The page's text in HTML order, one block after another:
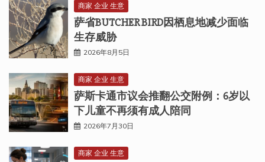
商家 企业 生意
萨省BUTCHER BIRD因栖息地减少面临
生存威胁
2026年8月5日
商家 企业 生意
萨斯卡通市议会推翻公交附例：6岁以
下儿童不再须有成人陪同
2026年7月30日
商家 企业 生意